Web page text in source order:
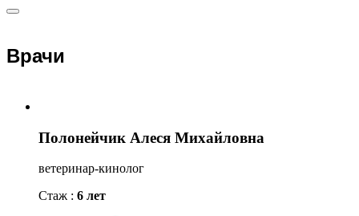
Врачи
Полонейчик Алеся Михайловна
ветеринар-кинолог
Стаж : 6 лет